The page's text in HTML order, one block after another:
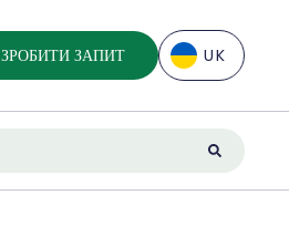
ЗРОБИТИ ЗАПИТ UK
DE